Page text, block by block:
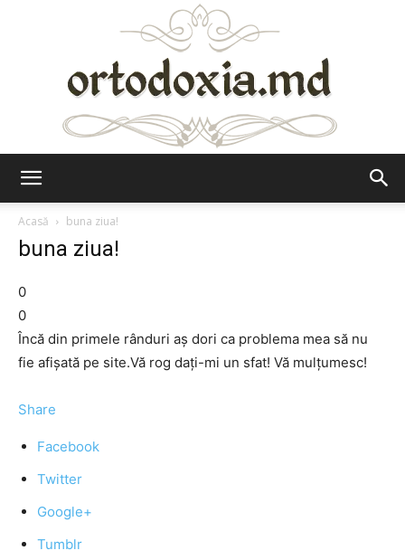
Acasă
buna ziua!
buna ziua!
0
0
Încă din primele rânduri aș dori ca problema mea să nu
fie afișată pe site.Vă rog dați-mi un sfat! Vă mulțumesc!
Share
Facebook
Twitter
Google+
Tumblr